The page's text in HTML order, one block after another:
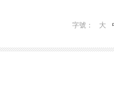
字號： 大